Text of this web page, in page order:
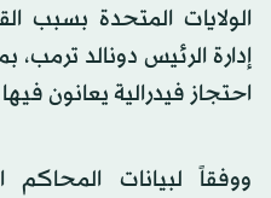
الولايات المتحدة بسبب
إدارة الرئيس دونالد
احتجاز فيدرالية يعانون
ووفقاً لبيانات